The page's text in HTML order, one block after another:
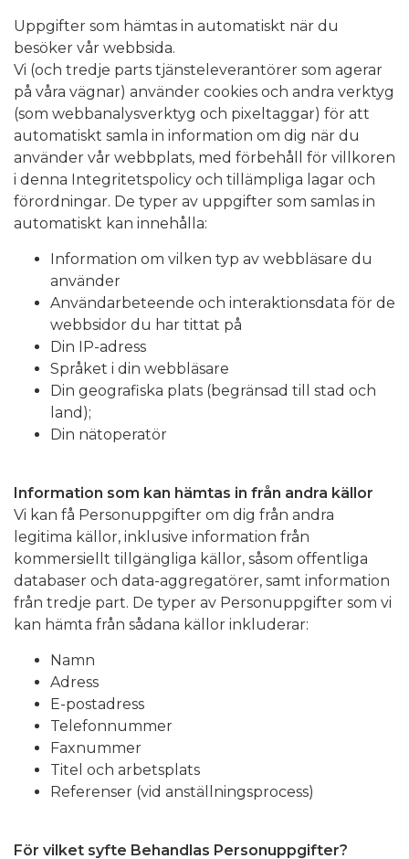
Uppgifter som hämtas in automatiskt när du
besöker vår webbsida.
Vi (och tredje parts tjänsteleverantörer som agerar
på våra vägnar) använder cookies och andra verktyg
(som webbanalysverktyg och pixeltaggar) för att
automatiskt samla in information om dig när du
använder vår webbplats, med förbehåll för villkoren
i denna Integritetspolicy och tillämpliga lagar och
förordningar. De typer av uppgifter som samlas in
automatiskt kan innehålla:
Information om vilken typ av webbläsare du
använder
Användarbeteende och interaktionsdata för de
webbsidor du har tittat på
Din IP-adress
Språket i din webbläsare
Din geografiska plats (begränsad till stad och
land);
Din nätoperatör
Information som kan hämtas in från andra källor
Vi kan få Personuppgifter om dig från andra
legitima källor, inklusive information från
kommersiellt tillgängliga källor, såsom offentliga
databaser och data-aggregatörer, samt information
från tredje part. De typer av Personuppgifter som vi
kan hämta från sådana källor inkluderar:
Namn
Adress
E-postadress
Telefonnummer
Faxnummer
Titel och arbetsplats
Referenser (vid anställningsprocess)
För vilket syfte Behandlas Personuppgifter?